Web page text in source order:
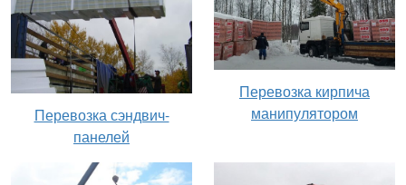
Перевозка сэндвич-
панелей
Перевозка кирпича
манипулятором